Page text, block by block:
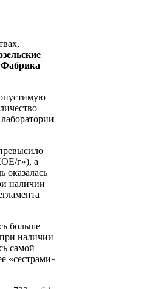
г»), а
оказалась
наличии
больше
наличии
самой
«сестрами»